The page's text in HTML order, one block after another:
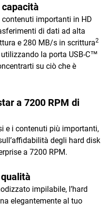
importanti in HD
di dati ad alta
e 280 MB/s in scrittura2
la porta USB-C™
su ciò che è
a 7200 RPM di
e i contenuti più importanti,
degli hard disk
a 7200 RPM.
impilabile, l’hard
elegantemente al tuo